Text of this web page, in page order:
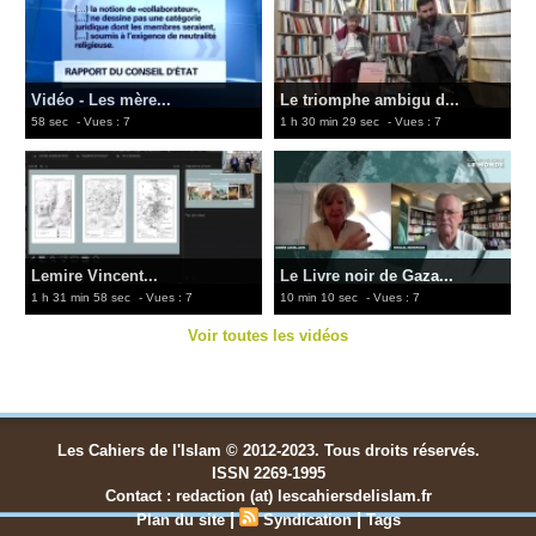
Vidéo - Les mère...
58 sec - Vues : 7
Le triomphe ambigu d...
1 h 30 min 29 sec - Vues : 7
Lemire Vincent...
1 h 31 min 58 sec - Vues : 7
Le Livre noir de Gaza...
10 min 10 sec - Vues : 7
Voir toutes les vidéos
Les Cahiers de l'Islam © 2012-2023. Tous droits réservés.
ISSN 2269-1995
Contact : redaction (at) lescahiersdelislam.fr
Plan du site | Syndication |Tags